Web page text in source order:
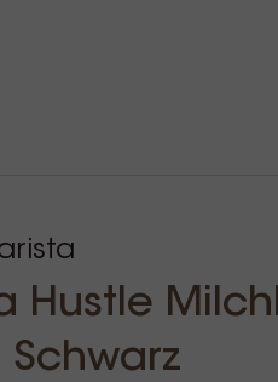
Hustle
Schwarz